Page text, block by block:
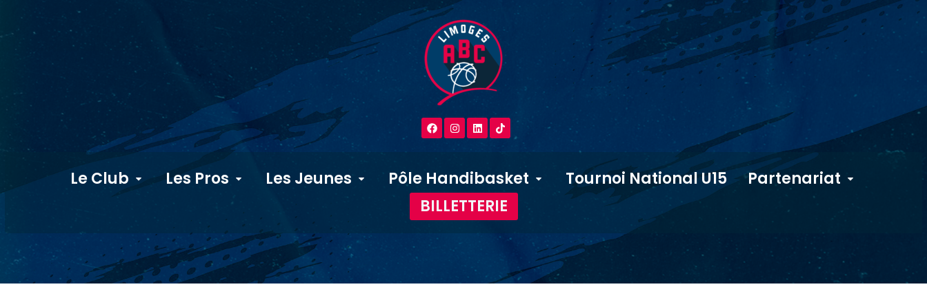
Le Club Les Pros Les Jeunes Pôle Handibasket Tournoi National U15
Partenariat
BILLETTERIE